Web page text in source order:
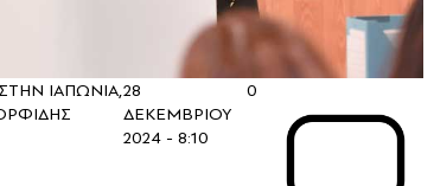
ΙΑΠΩΝΙΑ,28
ΔΕΚΕΜΒΡΙΟΥ
2024 - 8:10
0